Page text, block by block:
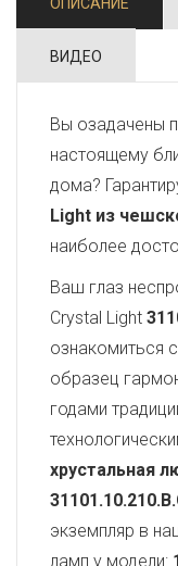
ВИДЕО
Вы озадачены
настоящему
дома?
Light из
наиболее
Ваш глаз
Crystal Light
ознакомиться
образец
годами
хрустальная
экземпляр в
ламп у модели: